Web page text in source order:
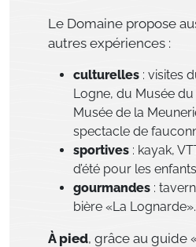
Le Domaine propose
autres expériences :
culturelles : visites
Logne, du Musée
Musée de la
spectacle de
sportives : kayak,
d’été pour les
gourmandes :
bière «La Lognarde».
À pied, grâce au guide